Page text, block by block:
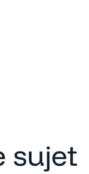
sujet